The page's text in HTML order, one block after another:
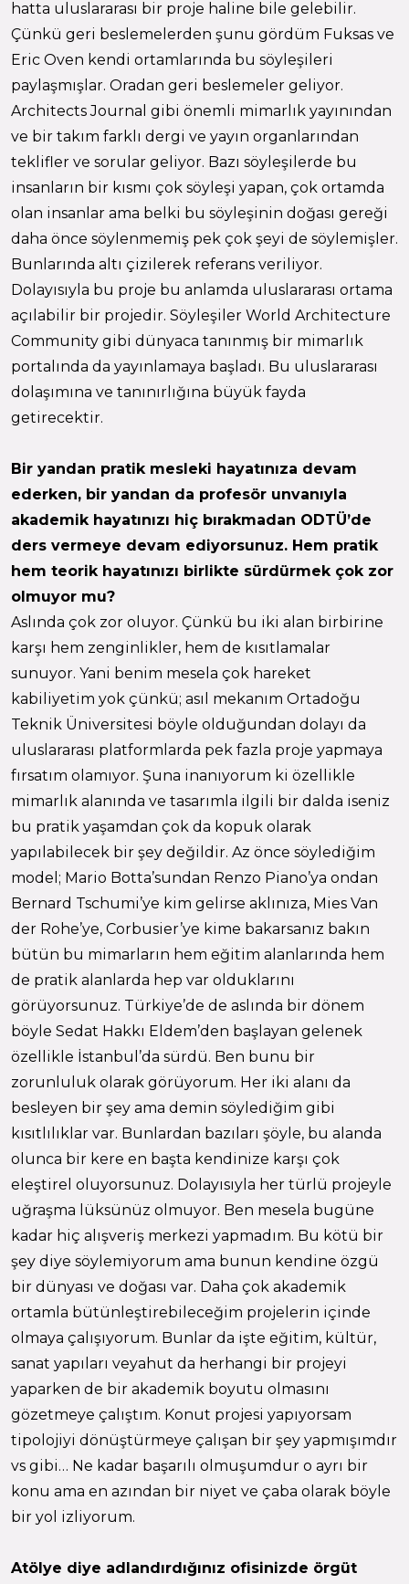
hatta uluslararası bir proje haline bile gelebilir.
Çünkü geri beslemelerden şunu gördüm Fuksas ve
Eric Oven kendi ortamlarında bu söyleşileri
paylaşmışlar. Oradan geri beslemeler geliyor.
Architects Journal gibi önemli mimarlık yayınından
ve bir takım farklı dergi ve yayın organlarından
teklifler ve sorular geliyor. Bazı söyleşilerde bu
insanların bir kısmı çok söyleşi yapan, çok ortamda
olan insanlar ama belki bu söyleşinin doğası gereği
daha önce söylenmemiş pek çok şeyi de söylemişler.
Bunlarında altı çizilerek referans veriliyor.
Dolayısıyla bu proje bu anlamda uluslararası ortama
açılabilir bir projedir. Söyleşiler World Architecture
Community gibi dünyaca tanınmış bir mimarlık
portalında da yayınlamaya başladı. Bu uluslararası
dolaşımına ve tanınırlığına büyük fayda
getirecektir.
Bir yandan pratik mesleki hayatınıza devam
ederken, bir yandan da profesör unvanıyla
akademik hayatınızı hiç bırakmadan ODTÜ’de
ders vermeye devam ediyorsunuz. Hem pratik
hem teorik hayatınızı birlikte sürdürmek çok zor
olmuyor mu?
Aslında çok zor oluyor. Çünkü bu iki alan birbirine
karşı hem zenginlikler, hem de kısıtlamalar
sunuyor. Yani benim mesela çok hareket
kabiliyetim yok çünkü; asıl mekanım Ortadoğu
Teknik Üniversitesi böyle olduğundan dolayı da
uluslararası platformlarda pek fazla proje yapmaya
fırsatım olamıyor. Şuna inanıyorum ki özellikle
mimarlık alanında ve tasarımla ilgili bir dalda iseniz
bu pratik yaşamdan çok da kopuk olarak
yapılabilecek bir şey değildir. Az önce söylediğim
model; Mario Botta’sundan Renzo Piano’ya ondan
Bernard Tschumi’ye kim gelirse aklınıza, Mies Van
der Rohe’ye, Corbusier’ye kime bakarsanız bakın
bütün bu mimarların hem eğitim alanlarında hem
de pratik alanlarda hep var olduklarını
görüyorsunuz. Türkiye’de de aslında bir dönem
böyle Sedat Hakkı Eldem’den başlayan gelenek
özellikle İstanbul’da sürdü. Ben bunu bir
zorunluluk olarak görüyorum. Her iki alanı da
besleyen bir şey ama demin söylediğim gibi
kısıtlılıklar var. Bunlardan bazıları şöyle, bu alanda
olunca bir kere en başta kendinize karşı çok
eleştirel oluyorsunuz. Dolayısıyla her türlü projeyle
uğraşma lüksünüz olmuyor. Ben mesela bugüne
kadar hiç alışveriş merkezi yapmadım. Bu kötü bir
şey diye söylemiyorum ama bunun kendine özgü
bir dünyası ve doğası var. Daha çok akademik
ortamla bütünleştirebileceğim projelerin içinde
olmaya çalışıyorum. Bunlar da işte eğitim, kültür,
sanat yapıları veyahut da herhangi bir projeyi
yaparken de bir akademik boyutu olmasını
gözetmeye çalıştım. Konut projesi yapıyorsam
tipolojiyi dönüştürmeye çalışan bir şey yapmışımdır
vs gibi… Ne kadar başarılı olmuşumdur o ayrı bir
konu ama en azından bir niyet ve çaba olarak böyle
bir yol izliyorum.
Atölye diye adlandırdığınız ofisinizde örgüt